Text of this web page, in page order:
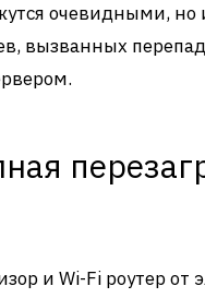
очевидными,
вызванных
и Wi-Fi роутер от